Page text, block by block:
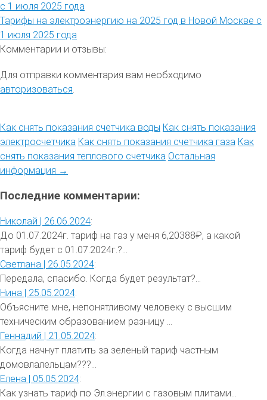
Тарифы на электроэнергию на 2025 год в Новой Москве с
1 июля 2025 года
Комментарии и отзывы:
Для отправки комментария вам необходимо
авторизоваться
Как снять показания счетчика воды Как снять показания
электросчетчика Как снять показания счетчика газа Как
снять показания теплового счетчика Остальная
информация →
Последние комментарии:
Николай | 26.06.2024:
До 01.07.2024г. тариф на газ у меня 6,20388₽, а какой
тариф будет с 01.07.2024г.?...
Светлана | 26.05.2024:
Передала, спасибо. Когда будет результат?...
Нина | 25.05.2024:
Объясните мне, непонятливому человеку с высшим
техническим образованием разницу ...
Геннадий | 21.05.2024:
Когда начнут платить за зеленый тариф частным
домовлалельцам???...
Елена | 05.05.2024:
Как узнать тариф по Эл.энергии с газовым плитами...